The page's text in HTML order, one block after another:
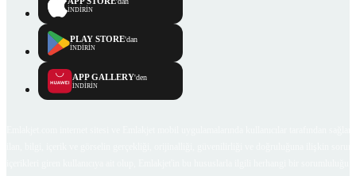
İNDİRİN
PLAY STORE'dan
İNDİRİN
APP GALLERY'den
İNDİRİN